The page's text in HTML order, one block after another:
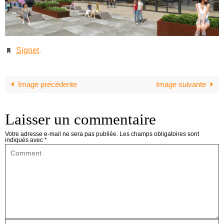
Signet.
Image précédente Image suivante
Laisser un commentaire
Votre adresse e-mail ne sera pas publiée. Les champs obligatoires sont
indiqués avec *